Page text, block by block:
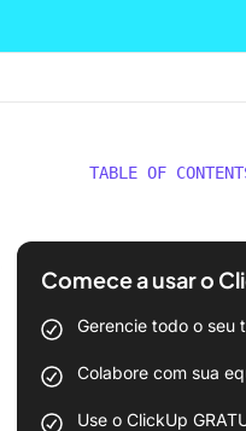
TABLE OF
Comece a usar o
Gerencie todo o seu
Colabore com sua
Use o ClickUp